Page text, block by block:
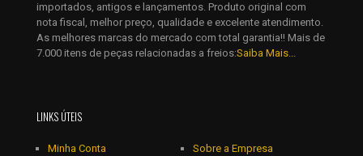
importados, antigos e lançamentos. Produto original com
nota fiscal, melhor preço, qualidade e excelente atendimento.
As melhores marcas do mercado com total garantia!! Mais de
7.000 itens de peças relacionadas a freios:Saiba Mais...
LINKS ÚTEIS
Minha Conta
Sobre a Empresa